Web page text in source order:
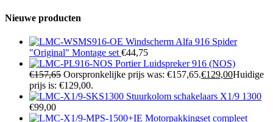
Nieuwe producten
Windscherm Alfa 916 Spider
"Original" Montage set €44,75
Portier Luidspreker 916 (NOS)
€157,65 Oorspronkelijke prijs was: €157,65.€129,00Huidige
prijs is: €129,00.
Stuurkolom schakelaars X1/9 1300
€99,00
Motorpakkingset compleet